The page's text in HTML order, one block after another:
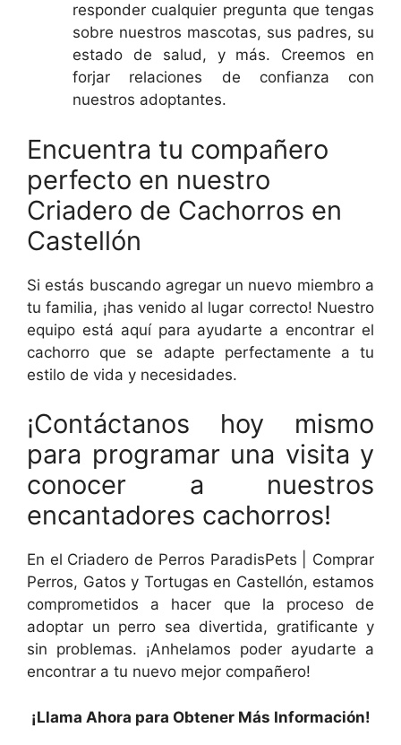
responder cualquier pregunta que tengas
sobre nuestros mascotas, sus padres, su
estado de salud, y más. Creemos en
forjar relaciones de confianza con
nuestros adoptantes.
Encuentra tu compañero
perfecto en nuestro
Criadero de Cachorros en
Castellón
Si estás buscando agregar un nuevo miembro a
tu familia, ¡has venido al lugar correcto! Nuestro
equipo está aquí para ayudarte a encontrar el
cachorro que se adapte perfectamente a tu
estilo de vida y necesidades.
¡Contáctanos hoy mismo
para programar una visita y
conocer a nuestros
encantadores cachorros!
En el Criadero de Perros ParadisPets | Comprar
Perros, Gatos y Tortugas en Castellón, estamos
comprometidos a hacer que la proceso de
adoptar un perro sea divertida, gratificante y
sin problemas. ¡Anhelamos poder ayudarte a
encontrar a tu nuevo mejor compañero!
¡Llama Ahora para Obtener Más Información!